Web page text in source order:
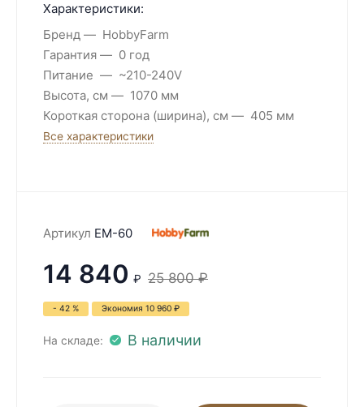
Характеристики:
Бренд
HobbyFarm
Гарантия
0 год
Питание
~210-240V
Высота, см
1070 мм
Короткая сторона (ширина), см
405 мм
Все характеристики
Артикул EM-60
14 840 ₽ 25 800 ₽
- 42 % Экономия 10 960 ₽
На складе: В наличии